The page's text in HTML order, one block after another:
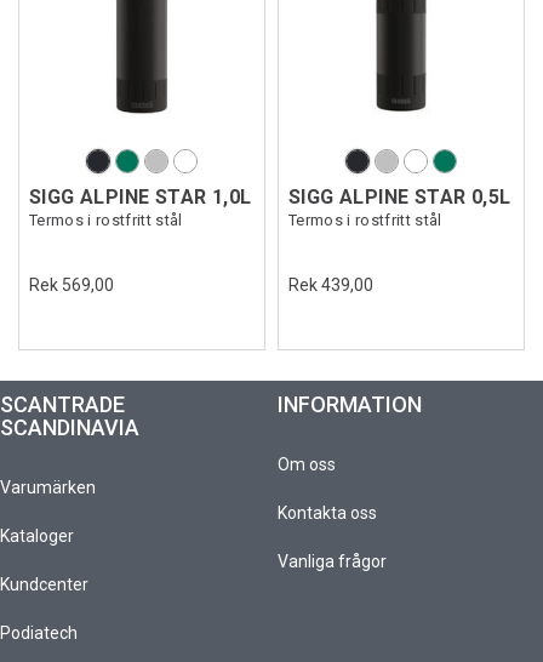
SIGG ALPINE STAR 1,0L
Termos i rostfritt stål
Rek 569,00
SIGG ALPINE STAR 0,5L
Termos i rostfritt stål
Rek 439,00
SCANTRADE
SCANDINAVIA
Varumärken
Kataloger
Kundcenter
Podiatech
INFORMATION
Om oss
Kontakta oss
Vanliga frågor